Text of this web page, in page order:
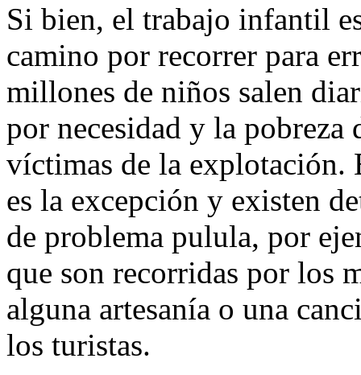
Si bien, el trabajo infantil
camino por recorrer para
millones de niños salen
por necesidad y la pobreza
víctimas de la explotación.
es la excepción y existen
de problema pulula, por
que son recorridas por los
alguna artesanía o una
los turistas.